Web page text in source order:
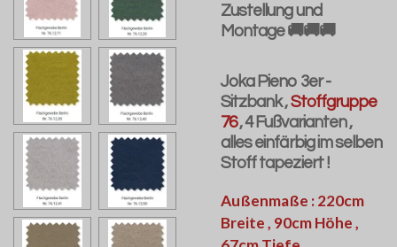
Zustellung und
Montage 🚚🚚🚚
Joka Pieno 3er -
Sitzbank ,Stoffgruppe
76, 4 Fußvarianten ,
alles einfärbig im selben
Stoff tapeziert !
Außenmaße : 220cm
Breite , 90cm Höhe ,